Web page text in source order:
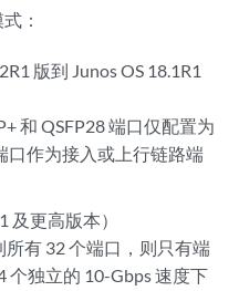
：
版到 Junos OS 18.1R1
和 QSFP28 端口仅配置为
口作为接入或上行链路端
及更高版本）
有 32 个端口，则只有端
个独立的 10-Gbps 速度下